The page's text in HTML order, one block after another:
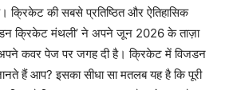
क्रिकेट की सबसे प्रतिष्ठित और ऐतिहासिक
क्रिकेट मंथली’ ने अपने जून 2026 के ताज़ा
कवर पेज पर जगह दी है। क्रिकेट में विजडन
हैं आप? इसका सीधा सा मतलब यह है कि पूरी